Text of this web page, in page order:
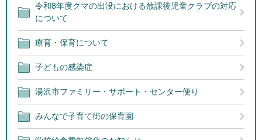
令和8年度クマの出没における放課後児童クラブの対応
について
療育・保育について
子どもの感染症
湯沢市ファミリー・サポート・センター便り
みんなで子育て街の保育園